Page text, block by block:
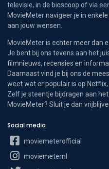
televisie, in de bioscoop of via
MovieMeter navigeer je in
aan jouw wensen.
MovieMeter is echter meer dan
Je bent bij ons tevens aan het
filmnieuws, recensies en
Daarnaast vind je bij ons de
weet wat er populair is op
Zelf je steentje bijdragen aan
MovieMeter? Sluit je dan
Social media
moviemeterofficial
moviemeternl